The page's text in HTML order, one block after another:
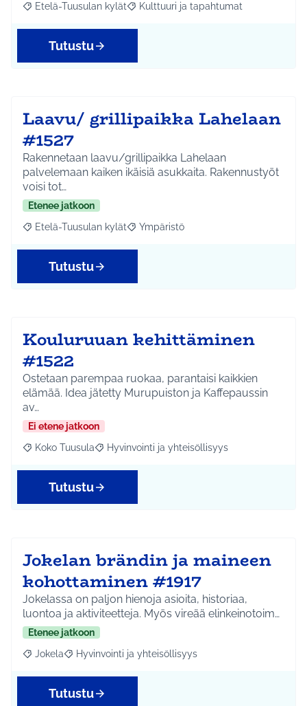
Rajaa tulokset aihepiirin mukaan: Etelä-Tuusulan kylät
Etelä-Tuusulan kylät Rajaa tulokset teeman mukaan:
Kulttuuri ja tapahtumat
Tutustu
Laavu/ grillipaikka Lahelaan
#1527
Rakennetaan laavu/grillipaikka Lahelaan
palvelemaan kaiken ikäisiä asukkaita. Rakennustyöt
voisi tot…
Etenee jatkoon
Rajaa tulokset aihepiirin mukaan: Etelä-Tuusulan kylät
Etelä-Tuusulan kylät Rajaa tulokset teeman mukaan:
Ympäristö
Tutustu
Kouluruuan kehittäminen
#1522
Ostetaan parempaa ruokaa, parantaisi kaikkien
elämää. Idea jätetty Murupuiston ja Kaffepaussin
av…
Ei etene jatkoon
Rajaa tulokset aihepiirin mukaan: Koko Tuusula
Koko Tuusula Rajaa tulokset teeman mukaan: Hyvinvointi ja
Hyvinvointi ja yhteisöllisyys
Tutustu
Jokelan brändin ja maineen
kohottaminen #1917
Jokelassa on paljon hienoja asioita, historiaa,
luontoa ja aktiviteetteja. Myös vireää elinkeinotoim…
Etenee jatkoon
Rajaa tulokset aihepiirin mukaan: Jokela
Jokela Rajaa tulokset teeman mukaan: Hyvinvointi ja
Hyvinvointi ja yhteisöllisyys
Tutustu